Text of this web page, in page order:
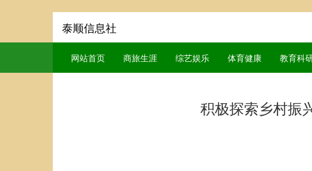
泰顺信息社
网站首页 商旅生涯 综艺娱乐 体育健康 教育科
积极探索乡村振